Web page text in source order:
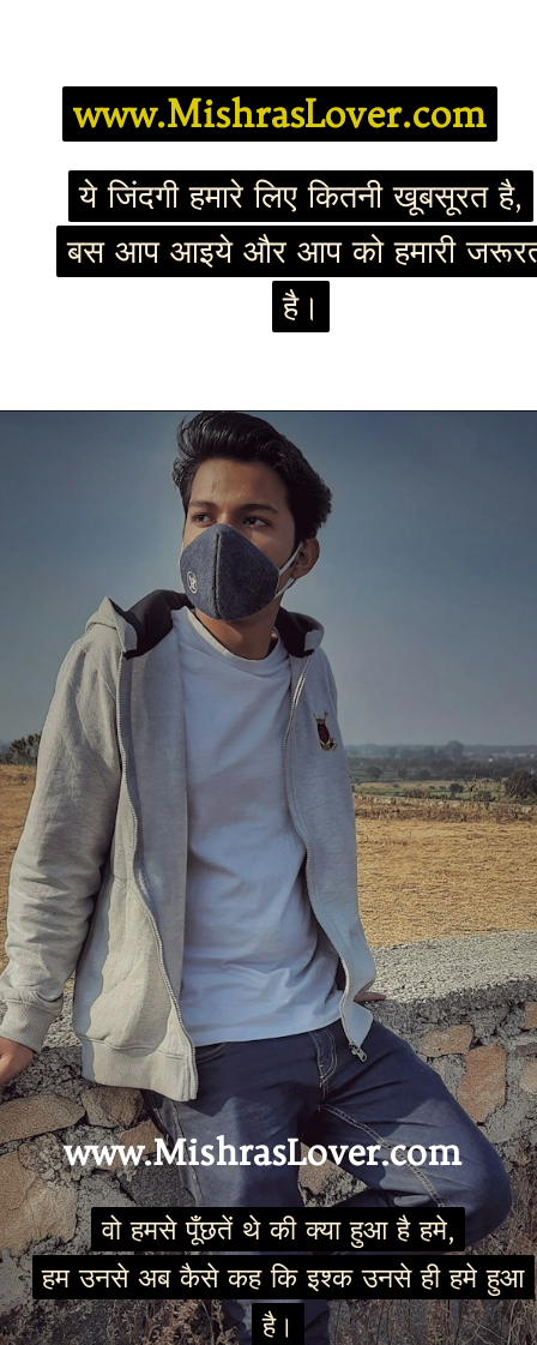
www.MishrasLover.com
www.MishrasLover.com
ये जिंदगी हमारे लिए कितनी खूबसूरत है,
बस आप आइये और आप को हमारी
है।
ये जिंदगी हमारे लिए कितनी खूबसूरत है,
बस आप आइये और आप को हमारी
है।
www.MishrasLover.com
वो हमसे पूँछतें थे की क्या हुआ है हमे,
हम उनसे अब कैसे कह कि इश्क उनसे ही हमे हुआ
है।
वो हमसे पूँछतें थे की क्या हुआ है हमे,
हम उनसे अब कैसे कह कि इश्क उनसे ही हमे हुआ
है।